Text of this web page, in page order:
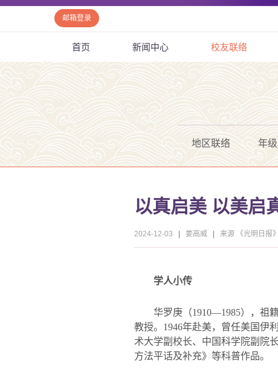
邮箱登录
首页 新闻中心 校友联络
地区联络 年
以真启美 以美
2024-12-03 姜高威 来源 《光明日报
学人小传
华罗庚（1910—1985），祖
教授。 1946年赴美，曾任美国伊
术大学副校长、中国科学院副院
方法平话及补充》等科普作品。